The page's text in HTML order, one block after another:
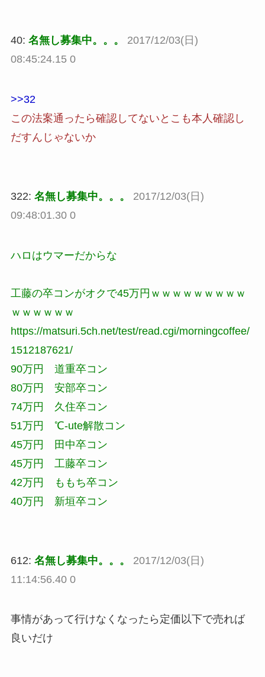
40: 名無し募集中。。。
2017/12/03(日)
08:45:24.15 0
>>32
この法案通ったら確認してないとこも本人確認し
だすんじゃないか
322: 名無し募集中。。。
2017/12/03(日)
09:48:01.30 0
ハロはウマーだからな
工藤の卒コンがオクで45万円ｗｗｗｗｗｗｗｗｗ
ｗｗｗｗｗｗ
https://matsuri.5ch.net/test/read.cgi/morningcoffee/
1512187621/
90万円 道重卒コン
80万円 安部卒コン
74万円 久住卒コン
51万円 ℃-ute解散コン
45万円 田中卒コン
45万円 工藤卒コン
42万円 ももち卒コン
40万円 新垣卒コン
612: 名無し募集中。。。
2017/12/03(日)
11:14:56.40 0
事情があって行けなくなったら定価以下で売れば
良いだけ